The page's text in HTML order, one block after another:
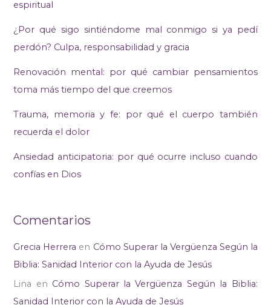
espiritual
¿Por qué sigo sintiéndome mal conmigo si ya pedí
perdón? Culpa, responsabilidad y gracia
Renovación mental: por qué cambiar pensamientos
toma más tiempo del que creemos
Trauma, memoria y fe: por qué el cuerpo también
recuerda el dolor
Ansiedad anticipatoria: por qué ocurre incluso cuando
confías en Dios
Comentarios
Grecia Herrera en Cómo Superar la Vergüenza Según la
Biblia: Sanidad Interior con la Ayuda de Jesús
Lina en Cómo Superar la Vergüenza Según la Biblia:
Sanidad Interior con la Ayuda de Jesús